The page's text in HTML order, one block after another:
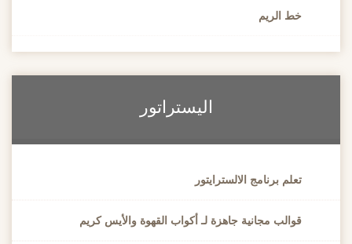
خط الريم
اليستراتور
تعلم برنامج الالسترايتور
قوالب مجانية جاهزة لـ أكواب القهوة والأيس كريم